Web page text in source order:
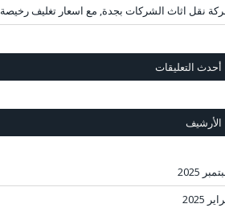
نقل اثاث الشركات بجدة, مع اسعار تغليف رخيصة
أحدث التعليقات
الأرشيف
2025
2025